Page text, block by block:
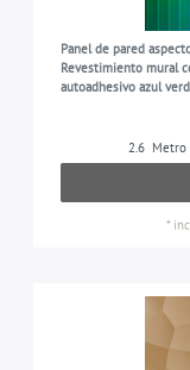
Panel de pared
Revestimiento mural
autoadhesivo azul
2.6 Metro
*